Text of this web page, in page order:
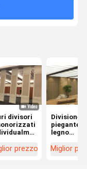
divisori
prezzo
Divisione
piegante di
legno
Miglior